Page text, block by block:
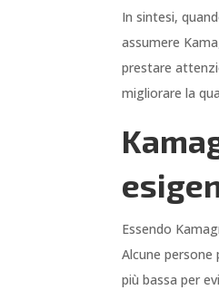
In sintesi,
assumere
prestare
migliorare la
Essendo
Alcune
più bassa per